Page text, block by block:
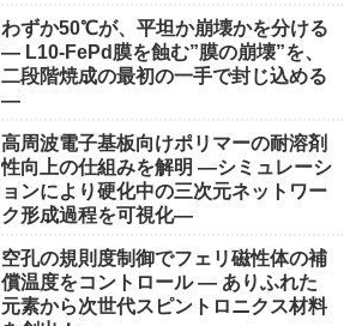
わずか50℃が、平坦か崩壊かを分ける
― L10-FePd膜を蝕む”膜の崩壊”を、
二段階焼成の最初の一手で封じ込める
―
高周波電子基板向けポリマーの耐溶剤
性向上の仕組みを解明 ―シミュレーシ
ョンにより硬化中の三次元ネットワー
ク形成過程を可視化―
空孔の規則度制御でフェリ磁性体の補
償温度をコントロール ― ありふれた
元素から次世代スピントロニクス材料